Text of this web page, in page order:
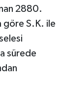
2880.
göre S.K. ile
sürede